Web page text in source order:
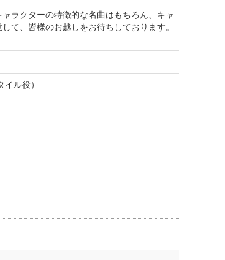
ラクターの特徴的な名曲はもちろん、キャ
て、皆様のお越しをお待ちしております。
ル役）